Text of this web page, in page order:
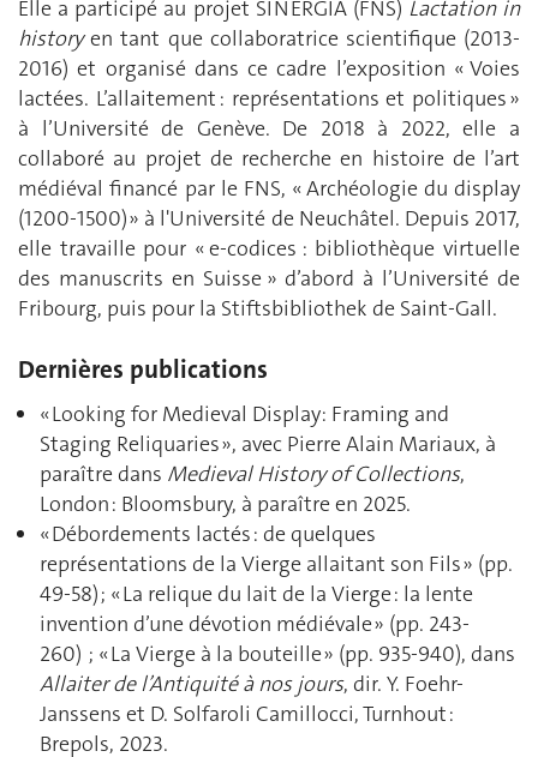
Elle a participé au projet SINERGIA (FNS) Lactation in
historyen tant que collaboratrice scientifique (2013-
2016) et organisé dans ce cadre l’exposition « Voies
lactées. L’allaitement : représentations et politiques »
à l’Université de Genève. De 2018 à 2022, elle a
collaboré au projet de recherche en histoire de l’art
médiéval financé par le FNS, « Archéologie du display
(1200-1500) » à l'Université de Neuchâtel. Depuis 2017,
elle travaille pour « e-codices : bibliothèque virtuelle
des manuscrits en Suisse » d’abord à l’Université de
Fribourg, puis pour la Stiftsbibliothek de Saint-Gall.
Dernières publications
« Looking for Medieval Display: Framing and
Staging Reliquaries », avec Pierre Alain Mariaux, à
paraître dans Medieval History of Collections,
London : Bloomsbury, à paraître en 2025.
« Débordements lactés : de quelques
représentations de la Vierge allaitant son Fils » (pp.
49-58) ; « La relique du lait de la Vierge : la lente
invention d’une dévotion médiévale » (pp. 243-
260) ; « La Vierge à la bouteille » (pp. 935-940), dans
Allaiter de l’Antiquité à nos jours, dir. Y. Foehr-
Janssens et D. Solfaroli Camillocci, Turnhout :
Brepols, 2023.